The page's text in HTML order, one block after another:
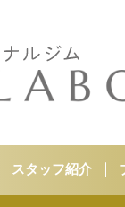
スタッフ紹介